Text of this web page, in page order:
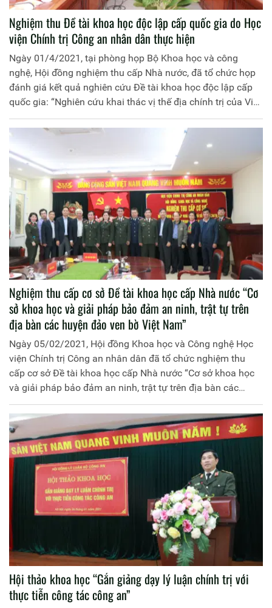
Nghiệm thu Đề tài khoa học độc lập cấp quốc gia do Học
viện Chính trị Công an nhân dân thực hiện
Ngày 01/4/2021, tại phòng họp Bộ Khoa học và công
nghệ, Hội đồng nghiệm thu cấp Nhà nước, đã tổ chức họp
đánh giá kết quả nghiên cứu Đề tài khoa học độc lập cấp
quốc gia: “Nghiên cứu khai thác vị thế địa chính trị của Việt
Nam để tăng cường thế và lực trong sự nghiệp bảo vệ
quyền và lợi ích trên Biển Đông”, mã số ĐTĐLXH.01/17 do
Thiếu tướng, PGS.TS Đinh Ngọc Hoa, Phó Giám đốc Học
viện Chính trị Công an nhân dân làm Chủ nhiệm; Học viện
Chính trị Công an nhân dân là cơ quan chủ trì.
Nghiệm thu cấp cơ sở Đề tài khoa học cấp Nhà nước “Cơ
sở khoa học và giải pháp bảo đảm an ninh, trật tự trên
địa bàn các huyện đảo ven bờ Việt Nam”
Ngày 05/02/2021, Hội đồng Khoa học và Công nghệ Học
viện Chính trị Công an nhân dân đã tổ chức nghiệm thu
cấp cơ sở Đề tài khoa học cấp Nhà nước “Cơ sở khoa học
và giải pháp bảo đảm an ninh, trật tự trên địa bàn các
huyện đảo ven bờ Việt Nam”, mã số KC.09.34/16-20 do
Học viện Chính trị Công an nhân dân chủ trì; đồng chí
Trung tướng, PGS.TS Trần Vi Dân, Giám đốc Học viện
Chính trị Công an nhân dân làm Chủ nhiệm
Hội thảo khoa học “Gắn giảng dạy lý luận chính trị với
thực tiễn công tác công an”